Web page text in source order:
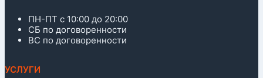
ПН-ПТ с 10:00 до 20:00
СБ по договоренности
ВС по договоренности
УСЛУГИ